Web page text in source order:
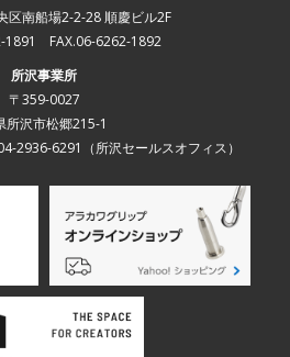
区南船場2-2-28 順慶ビル2F
1891 FAX.06-6262-1892
所沢事業所
〒359-0027
所沢市松郷215-1
2936-6291 （所沢セールスオフィス）